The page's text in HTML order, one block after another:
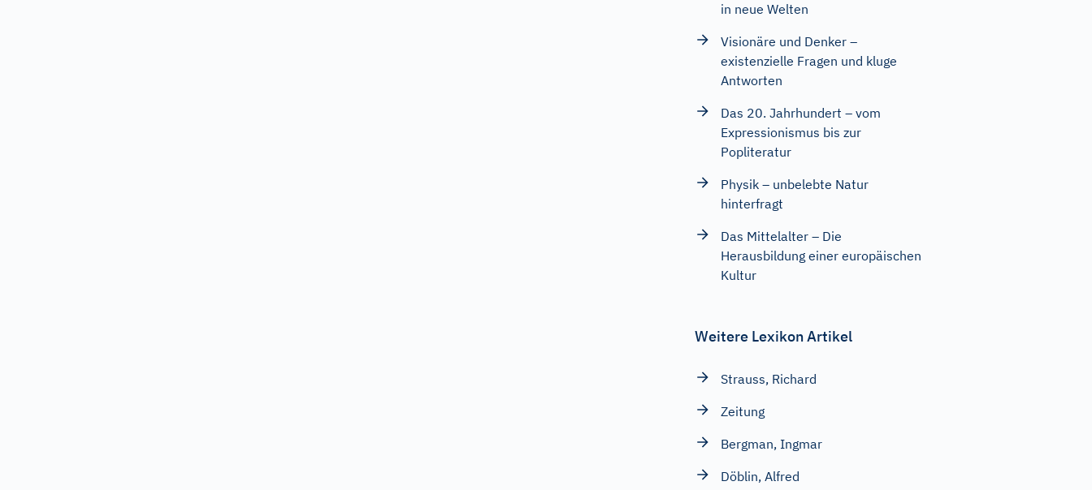
in neue Welten
Visionäre und Denker –
existenzielle Fragen und kluge
Antworten
Das 20. Jahrhundert – vom
Expressionismus bis zur
Popliteratur
Physik – unbelebte Natur
hinterfragt
Das Mittelalter – Die
Herausbildung einer europäischen
Kultur
Weitere Lexikon Artikel
Strauss, Richard
Zeitung
Bergman, Ingmar
Döblin, Alfred